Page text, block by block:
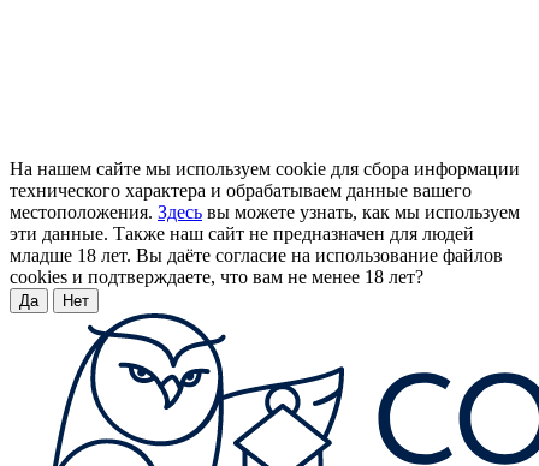
На нашем сайте мы используем cookie для сбора информации
технического характера и обрабатываем данные вашего
местоположения. Здесь вы можете узнать, как мы используем
эти данные. Также наш сайт не предназначен для людей
младше 18 лет. Вы даёте согласие на использование файлов
cookies и подтверждаете, что вам не менее 18 лет?
Да Нет